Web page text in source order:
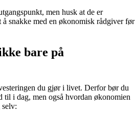
men husk at de er
snakke med en økonomisk rådgiver før
bare på
du gjør i livet. Derfor bør du
til i dag, men også hvordan økonomien